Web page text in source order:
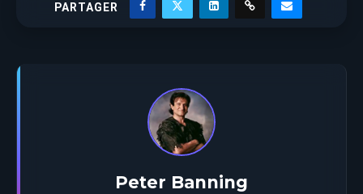
PARTAGER
Peter Banning